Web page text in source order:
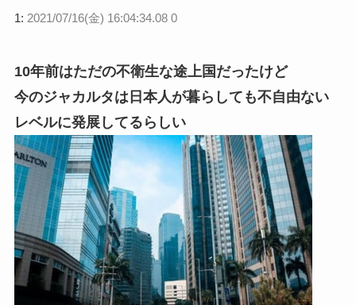
1: 2021/07/16(金) 16:04:34.08 0
10年前はただの不衛生な途上国だったけど
今のジャカルタは日本人が暮らしても不自由ない
レベルに発展してるらしい